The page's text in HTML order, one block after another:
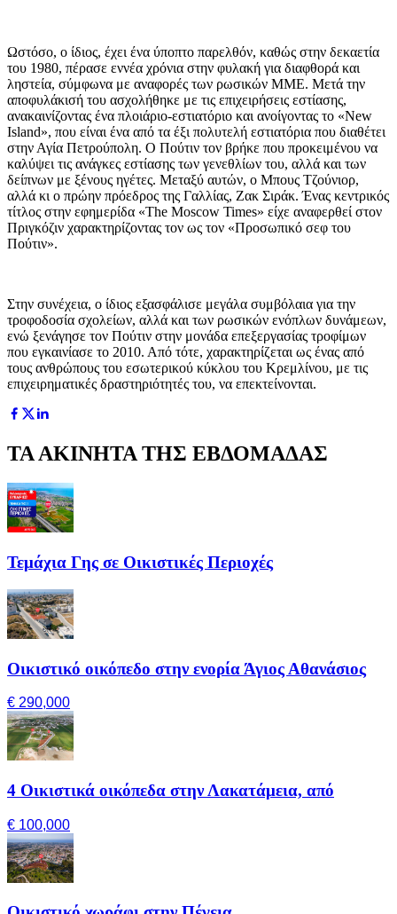
Ωστόσο, ο ίδιος, έχει ένα ύποπτο παρελθόν, καθώς στην δεκαετία
του 1980, πέρασε εννέα χρόνια στην φυλακή για διαφθορά και
ληστεία, σύμφωνα με αναφορές των ρωσικών ΜΜΕ. Μετά την
αποφυλάκισή του ασχολήθηκε με τις επιχειρήσεις εστίασης,
ανακαινίζοντας ένα πλοιάριο-εστιατόριο και ανοίγοντας το «New
Island», που είναι ένα από τα έξι πολυτελή εστιατόρια που διαθέτει
στην Αγία Πετρούπολη. Ο Πούτιν τον βρήκε που προκειμένου να
καλύψει τις ανάγκες εστίασης των γενεθλίων του, αλλά και των
δείπνων με ξένους ηγέτες. Μεταξύ αυτών, ο Μπους Τζούνιορ,
αλλά κι ο πρώην πρόεδρος της Γαλλίας, Ζακ Σιράκ. Ένας κεντρικός
τίτλος στην εφημερίδα «The Moscow Times» είχε αναφερθεί στον
Πριγκόζιν χαρακτηρίζοντας τον ως τον «Προσωπικό σεφ του
Πούτιν».
Στην συνέχεια, ο ίδιος εξασφάλισε μεγάλα συμβόλαια για την
τροφοδοσία σχολείων, αλλά και των ρωσικών ενόπλων δυνάμεων,
ενώ ξενάγησε τον Πούτιν στην μονάδα επεξεργασίας τροφίμων
που εγκαινίασε το 2010. Από τότε, χαρακτηρίζεται ως ένας από
τους ανθρώπους του εσωτερικού κύκλου του Κρεμλίνου, με τις
επιχειρηματικές δραστηριότητές του, να επεκτείνονται.
ΤΑ ΑΚΙΝΗΤΑ ΤΗΣ ΕΒΔΟΜΑΔΑΣ
Τεμάχια Γης σε Οικιστικές Περιοχές
Οικιστικό οικόπεδο στην ενορία Άγιος Αθανάσιος
€ 290,000
4 Οικιστικά οικόπεδα στην Λακατάμεια, από
€ 100,000